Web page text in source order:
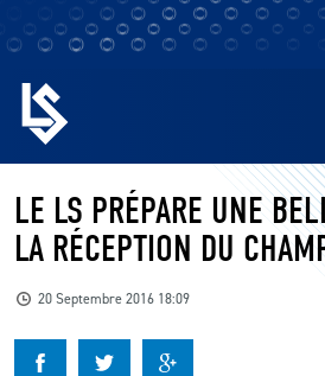
EQUIPES
BILLETTERIE
LE LS PRÉPARE UNE
LA RÉCEPTION DU
20 Septembre 2016 18:09